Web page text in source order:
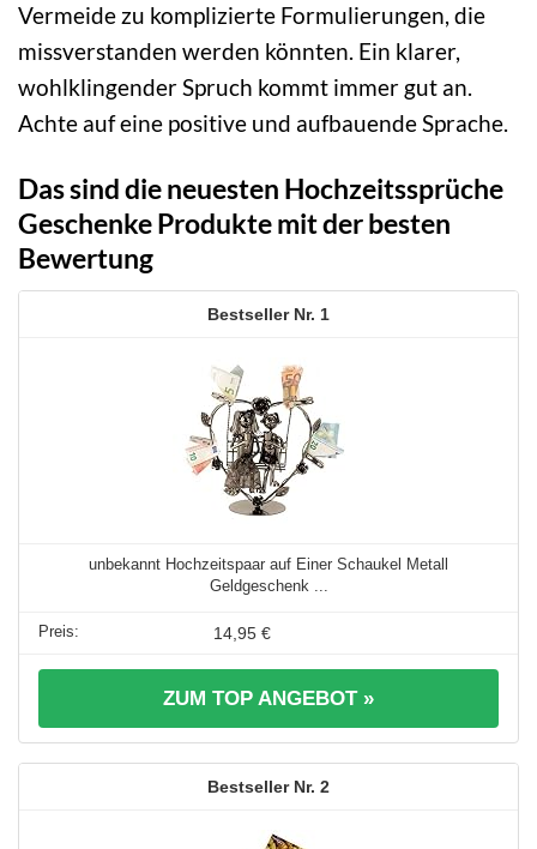
Vermeide zu komplizierte Formulierungen, die
missverstanden werden könnten. Ein klarer,
wohlklingender Spruch kommt immer gut an.
Achte auf eine positive und aufbauende Sprache.
Das sind die neuesten Hochzeitssprüche
Geschenke Produkte mit der besten
Bewertung
1
unbekannt Hochzeitspaar auf Einer Schaukel Metall
Geldgeschenk ...
14,95 €
ZUM TOP ANGEBOT »
2